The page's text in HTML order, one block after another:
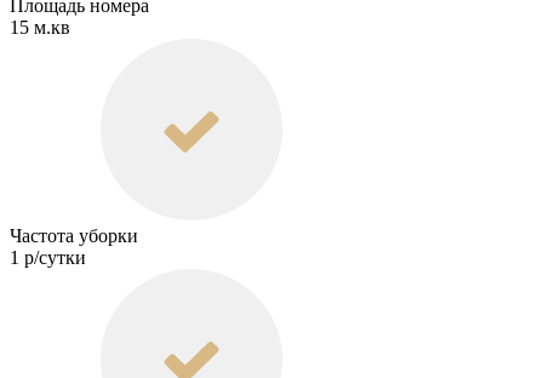
Площадь номера
15 м.кв
Частота уборки
1 р/сутки